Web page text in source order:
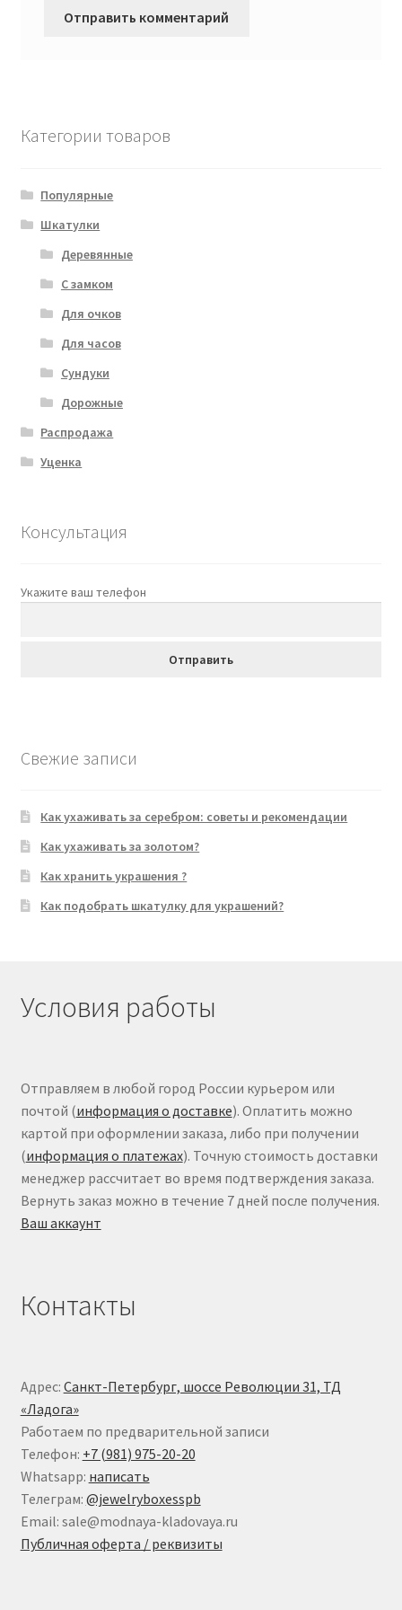
Категории товаров
Популярные
Шкатулки
Деревянные
С замком
Для очков
Для часов
Сундуки
Дорожные
Распродажа
Уценка
Консультация
Укажите ваш телефон
Свежие записи
Как ухаживать за серебром: советы и рекомендации
Как ухаживать за золотом?
Как хранить украшения ?
Как подобрать шкатулку для украшений?
Условия работы
Отправляем в любой город России курьером или
почтой (информация о доставке). Оплатить можно
картой при оформлении заказа, либо при получении
(информация о платежах). Точную стоимость доставки
менеджер рассчитает во время подтверждения заказа.
Вернуть заказ можно в течение 7 дней после получения.
Ваш аккаунт
Контакты
Адрес: Санкт-Петербург, шоссе Революции 31, ТД
«Ладога»
Работаем по предварительной записи
Телефон: +7 (981) 975-20-20
Whatsapp: написать
Телеграм: @jewelryboxesspb
Email: sale@modnaya-kladovaya.ru
Публичная оферта / реквизиты